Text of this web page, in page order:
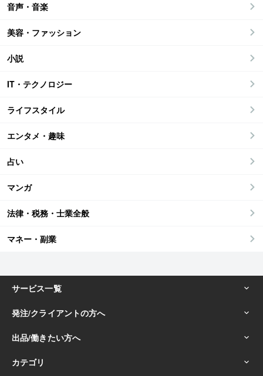
音声・音楽
美容・ファッション
小説
IT・テクノロジー
ライフスタイル
エンタメ・趣味
占い
マンガ
法律・税務・士業全般
マネー・副業